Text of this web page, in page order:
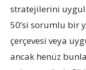
stratejilerini
50’si sorumlu bir
çerçevesi veya
ancak henüz